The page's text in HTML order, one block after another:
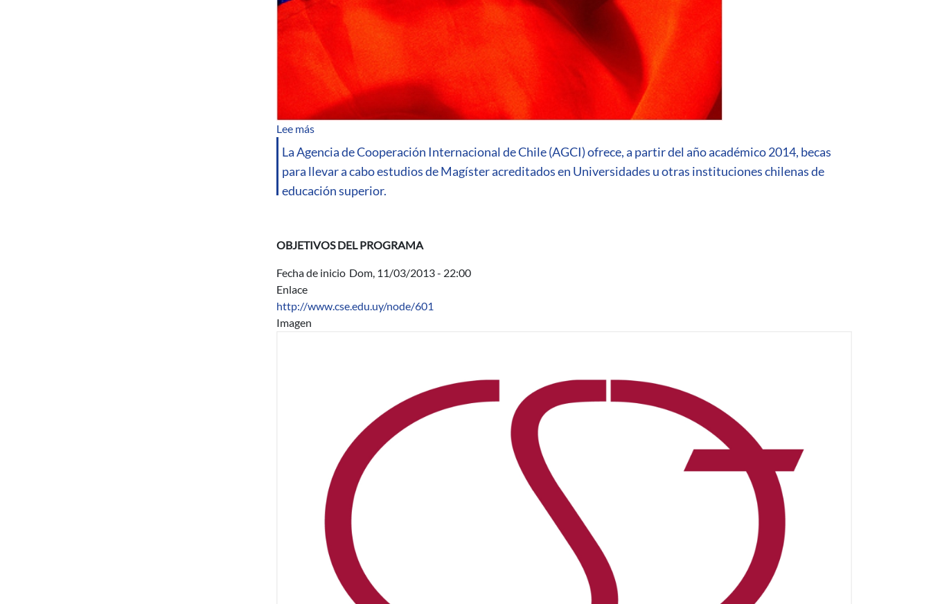
Lee mássobre Beca de Cooperación Horizontal de Chile
La Agencia de Cooperación Internacional de Chile (AGCI) ofrece, a partir del año académico 2014, becas
para llevar a cabo estudios de Magíster acreditados en Universidades u otras instituciones chilenas de
educación superior.
OBJETIVOS DEL PROGRAMA
Fecha de inicio Dom, 11/03/2013 - 22:00
Enlace
http://www.cse.edu.uy/node/601
Imagen